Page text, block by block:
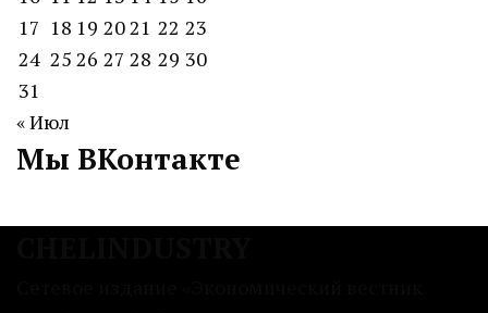
17 18 19 2021 22 23
24 25 26 27 28 29 30
31
« Июл
Мы ВКонтакте